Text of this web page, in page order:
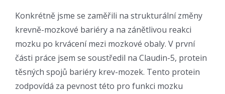
Konkrétně jsme se zaměřili na strukturální změny
krevně-mozkové bariéry a na zánětlivou reakci
mozku po krvácení mezi mozkové obaly. V první
části práce jsem se soustředil na Claudin-5, protein
těsných spojů bariéry krev-mozek. Tento protein
zodpovídá za pevnost této pro funkci mozku